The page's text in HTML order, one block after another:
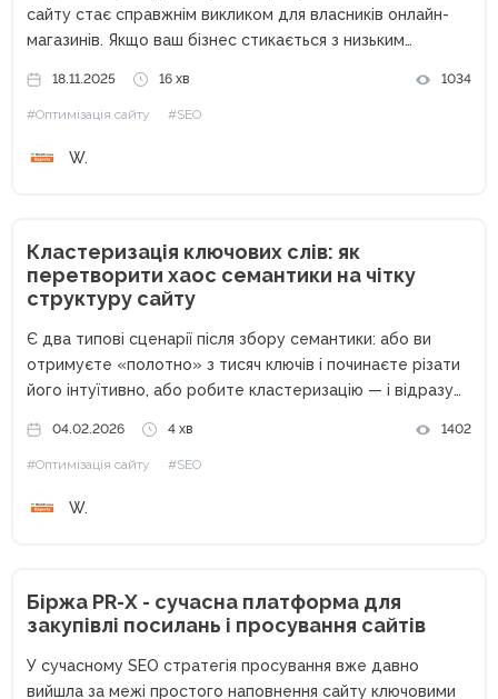
сайту стає справжнім викликом для власників онлайн-
магазинів. Якщо ваш бізнес стикається з низьким
слабкою конверсією, то ця стаття саме для вас. Ви
можете мати ідеальний асортимент і конкурентні...
18.11.2025 16 хв 1034
#Оптимізація сайту #SEO
W.
Кластеризація ключових слів: як
перетворити хаос семантики на чітку
структуру сайту
Є два типові сценарії після збору семантики: або ви
отримуєте «полотно» з тисяч ключів і починаєте різати
його інтуїтивно, або робите кластеризацію — і відразу
пріоритети, ризики канібалізації. Кластеризація ключових
слів — це не «ще...
04.02.2026 4 хв 1402
#Оптимізація сайту #SEO
W.
Біржа PR-X - сучасна платформа для
закупівлі посилань і просування сайтів
У сучасному SEO стратегія просування вже давно
вийшла за межі простого наповнення сайту ключовими